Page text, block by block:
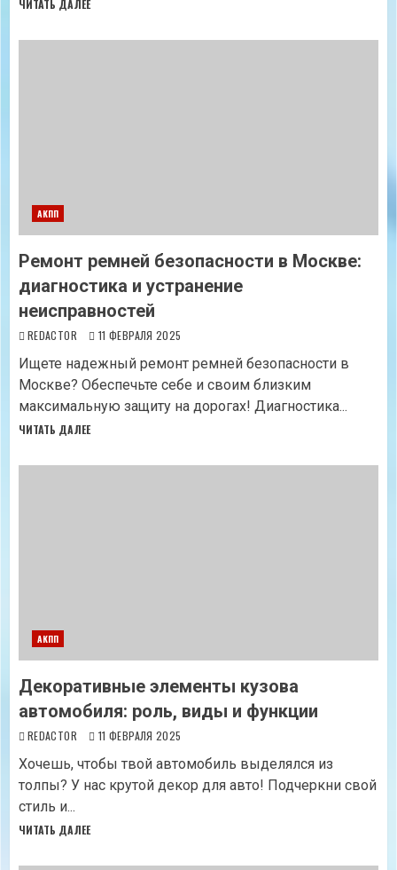
ЧИТАТЬ ДАЛЕЕ
АКПП
Ремонт ремней безопасности в Москве:
диагностика и устранение
неисправностей
REDACTOR 11 ФЕВРАЛЯ 2025
Ищете надежный ремонт ремней безопасности в
Москве? Обеспечьте себе и своим близким
максимальную защиту на дорогах! Диагностика...
ЧИТАТЬ ДАЛЕЕ
АКПП
Декоративные элементы кузова
автомобиля: роль, виды и функции
REDACTOR 11 ФЕВРАЛЯ 2025
Хочешь, чтобы твой автомобиль выделялся из
толпы? У нас крутой декор для авто! Подчеркни свой
стиль и...
ЧИТАТЬ ДАЛЕЕ